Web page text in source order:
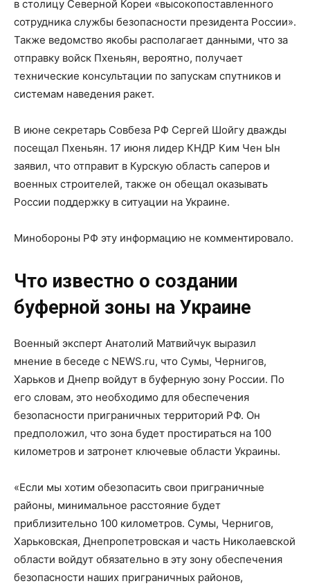
в столицу Северной Кореи «высокопоставленного
сотрудника службы безопасности президента России».
Также ведомство якобы располагает данными, что за
отправку войск Пхеньян, вероятно, получает
технические консультации по запускам спутников и
системам наведения ракет.
В июне секретарь Совбеза РФ Сергей Шойгу дважды
посещал Пхеньян. 17 июня лидер КНДР Ким Чен Ын
заявил, что отправит в Курскую область саперов и
военных строителей, также он обещал оказывать
России поддержку в ситуации на Украине.
Минобороны РФ эту информацию не комментировало.
Что известно о создании
буферной зоны на Украине
Военный эксперт Анатолий Матвийчук выразил
мнение в беседе с NEWS.ru, что Сумы, Чернигов,
Харьков и Днепр войдут в буферную зону России. По
его словам, это необходимо для обеспечения
безопасности приграничных территорий РФ. Он
предположил, что зона будет простираться на 100
километров и затронет ключевые области Украины.
«Если мы хотим обезопасить свои приграничные
районы, минимальное расстояние будет
приблизительно 100 километров. Сумы, Чернигов,
Харьковская, Днепропетровская и часть Николаевской
области войдут обязательно в эту зону обеспечения
безопасности наших приграничных районов,